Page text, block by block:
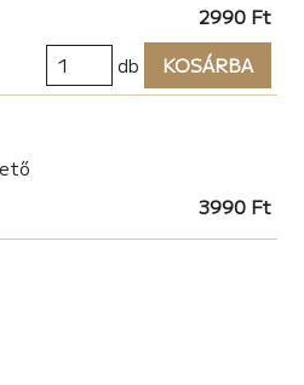
mozgalom nagykövete –
– Magyarország
2990 Ft
db
KOSÁRBA
3990 Ft